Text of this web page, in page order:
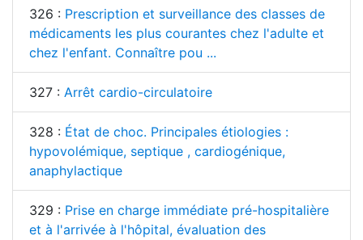
326 : Prescription et surveillance des classes de
médicaments les plus courantes chez l'adulte et
chez l'enfant. Connaître pou ...
327 : Arrêt cardio-circulatoire
328 : État de choc. Principales étiologies :
hypovolémique, septique , cardiogénique,
anaphylactique
329 : Prise en charge immédiate pré-hospitalière
et à l'arrivée à l'hôpital, évaluation des